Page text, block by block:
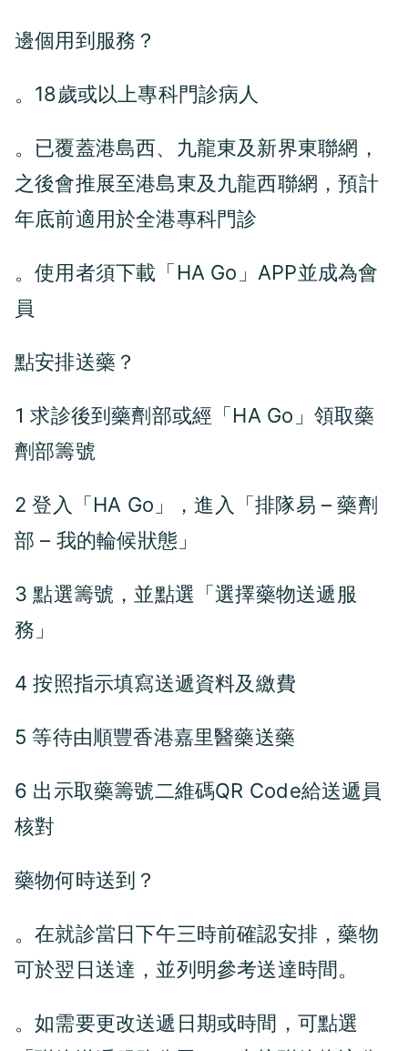
邊個用到服務 ？
。18歲或以上專科門診病人
。已覆蓋港島西、 九龍東及 新界東聯網，
之後會推展至港島東及九龍西聯網，預計
年底前適用於全港專科門診
。使用者須下載「HA Go」APP並成為會
員
點安排送藥？
1求診後到藥劑部或經「HA Go」領取藥
劑部籌號
2 登入「HA Go」，進入「排隊易 – 藥劑
部 – 我的輪候狀態」
3 點選籌號，並點選「選擇藥物送遞服
務」
4 按照指示填寫送遞資料及繳費
5 等待由順豐香港嘉里醫藥送藥
6 出示取藥籌號二維碼QR Code給送遞員
核對
藥物何時送到？
。在就診當日下午三時前確認安排 ，藥物
可於翌日送達，並列明參考送達時間。
。如需要更改送遞日期或時間，可點選